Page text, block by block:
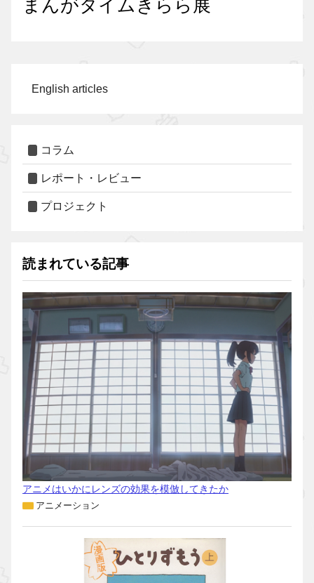
まんがタイムきらら展
English articles
コラム
レポート・レビュー
プロジェクト
読まれている記事
アニメはいかにレンズの効果を模倣してきたか
アニメーション